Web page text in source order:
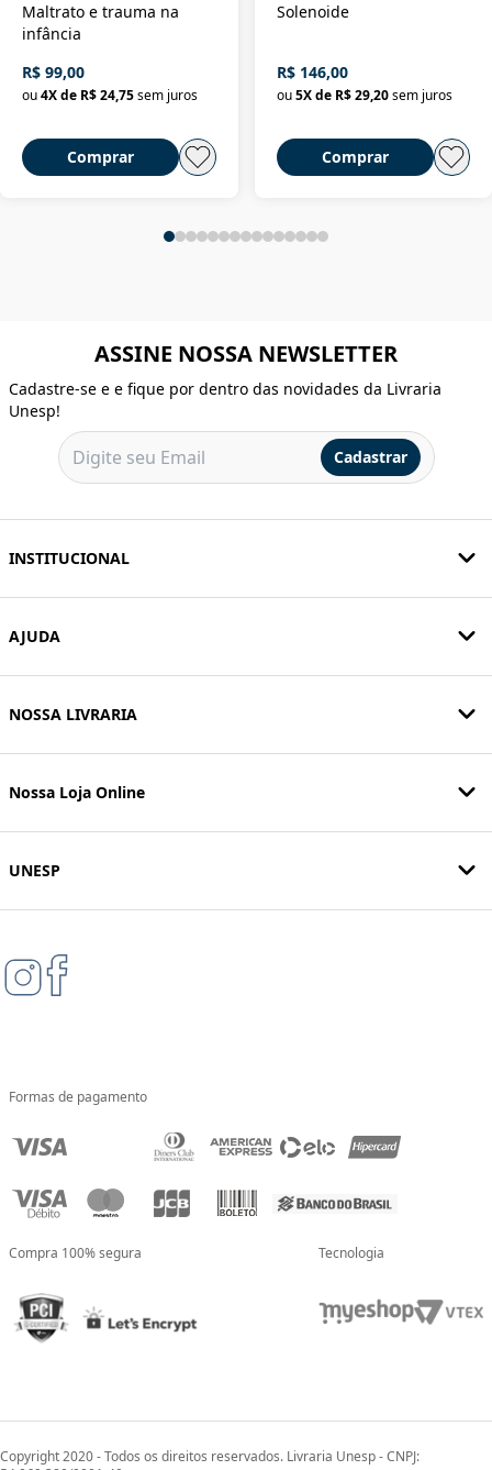
Maltrato e trauma na
infância
R$ 99,00
ou4X de R$ 24,75sem juros
Comprar
Solenoide
R$ 146,00
ou 5X de R$ 29,20 sem juros
Comprar
ASSINE NOSSA NEWSLETTER
Cadastre-se e e fique por dentro das novidades da Livraria
Unesp!
Cadastrar
INSTITUCIONAL
AJUDA
NOSSA LIVRARIA
Nossa Loja Online
UNESP
Formas de pagamento
Compra 100% segura Tecnologia
Copyright 2020 - Todos os direitos reservados. Livraria Unesp - CNPJ: